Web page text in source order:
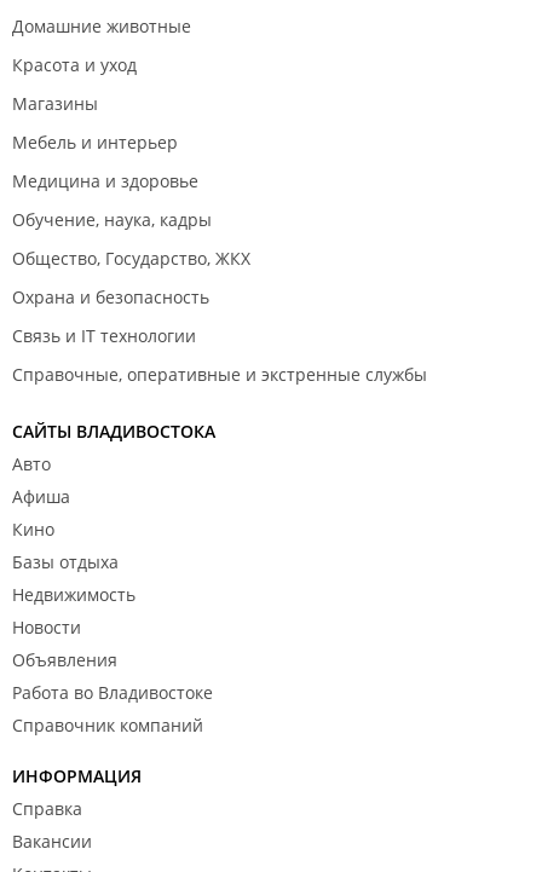
Домашние животные
Красота и уход
Магазины
Мебель и интерьер
Медицина и здоровье
Обучение, наука, кадры
Общество, Государство, ЖКХ
Охрана и безопасность
Связь и IT технологии
Справочные, оперативные и экстренные службы
САЙТЫ ВЛАДИВОСТОКА
Авто
Афиша
Кино
Базы отдыха
Недвижимость
Новости
Объявления
Работа во Владивостоке
Справочник компаний
ИНФОРМАЦИЯ
Справка
Вакансии